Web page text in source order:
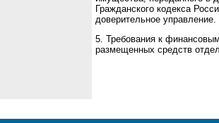
Гражданского кодекса
доверительное управление.
5. Требования к
размещенных средств